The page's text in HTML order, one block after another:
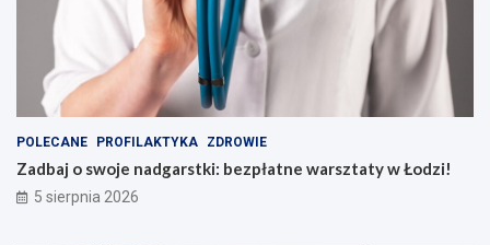
POLECANE PROFILAKTYKA ZDROWIE
Zadbaj o swoje nadgarstki: bezpłatne warsztaty w Łodzi!
5 sierpnia 2026